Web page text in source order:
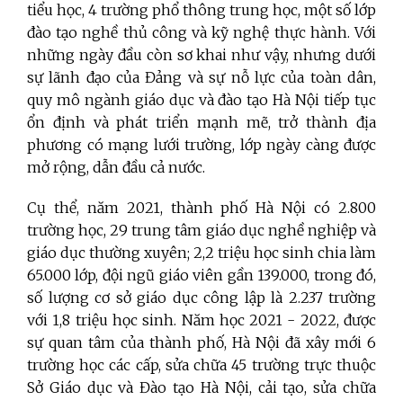
tiểu học, 4 trường phổ thông trung học, một số lớp
đào tạo nghề thủ công và kỹ nghệ thực hành. Với
những ngày đầu còn sơ khai như vậy, nhưng dưới
sự lãnh đạo của Đảng và sự nỗ lực của toàn dân,
quy mô ngành giáo dục và đào tạo Hà Nội tiếp tục
ổn định và phát triển mạnh mẽ, trở thành địa
phương có mạng lưới trường, lớp ngày càng được
mở rộng, dẫn đầu cả nước.
Cụ thể, năm 2021, thành phố Hà Nội có 2.800
trường học, 29 trung tâm giáo dục nghề nghiệp và
giáo dục thường xuyên; 2,2 triệu học sinh chia làm
65.000 lớp, đội ngũ giáo viên gần 139.000, trong đó,
số lượng cơ sở giáo dục công lập là 2.237 trường
với 1,8 triệu học sinh. Năm học 2021 - 2022, được
sự quan tâm của thành phố, Hà Nội đã xây mới 6
trường học các cấp, sửa chữa 45 trường trực thuộc
Sở Giáo dục và Đào tạo Hà Nội, cải tạo, sửa chữa